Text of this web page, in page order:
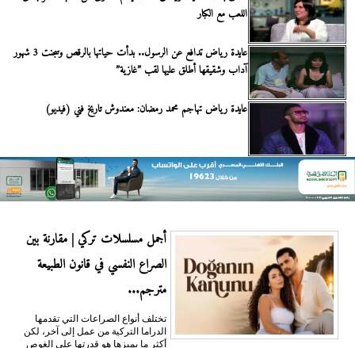
اللعب مع الكبار
عايدة رياض تدافع عن الرسول.. بدأت حياتها بالرقص وسجنت 3 شهور
آداب وشقيقها أطلق عليها لقب ”غازية”
عايدة رياض تهاجم محمد رمضان: معندوش تاريخ فني (فيديو)
أجمل مسلسلات تركي | مقارنة بين
الصراع النفسي في قانون الطبيعة
مترجم...
تختلف أنواع الصراعات التي تقدمها
الدراما التركية من عمل إلى آخر، لكن
أكثر ما يميزها هو قدرتها على الغوص